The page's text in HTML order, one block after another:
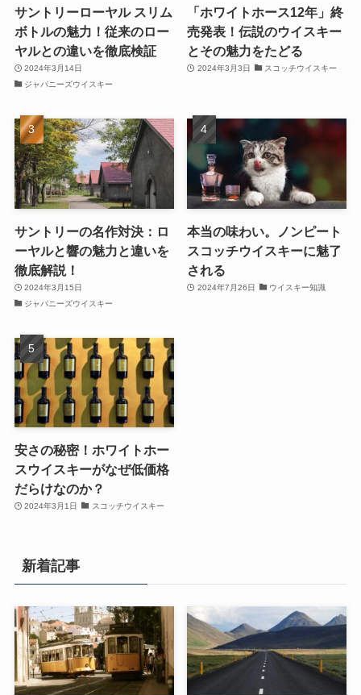
サントリーローヤル スリム
ボトルの魅力！従来のロー
ヤルとの違いを徹底検証
2024年3月14日
ジャパニーズウイスキー
「ホワイトホース12年」終
売発表！伝説のウイスキー
とその魅力をたどる
2024年3月3日 スコッチウイスキー
サントリーの名作対決：ロ
ーヤルと響の魅力と違いを
徹底解説！
2024年3月15日
ジャパニーズウイスキー
本当の味わい。ノンピート
スコッチウイスキーに魅了
される
2024年7月26日 ウイスキー知識
安さの秘密！ホワイトホー
スウイスキーがなぜ低価格
だらけなのか？
2024年3月1日 スコッチウイスキー
新着記事